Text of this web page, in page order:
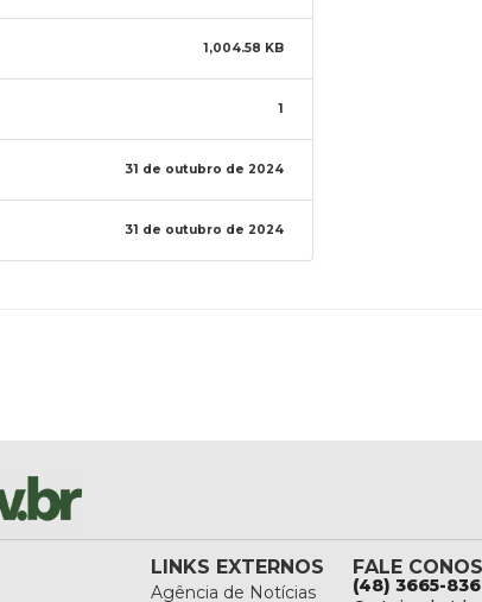
1,004.58 KB
1
31 de outubro de 2024
31 de outubro de 2024
LINKS EXTERNOS
Agência de Notícias
FALE
(48) 3665-